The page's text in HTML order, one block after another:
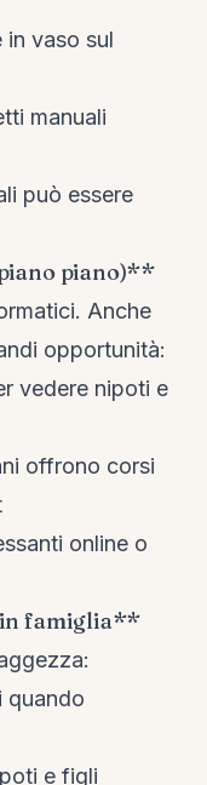
in vaso sul
manuali
può essere
piano)**
Anche
opportunità:
vedere nipoti e
offrono corsi
online o
famiglia**
quando
e figli